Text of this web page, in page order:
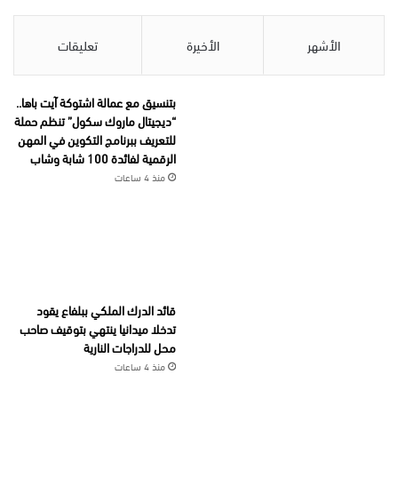
الأشهر الأخيرة تعليقات
بتنسيق مع عمالة اشتوكة آيت باها..
“ديجيتال ماروك سكول” تنظم حملة
للتعريف ببرنامج التكوين في المهن
الرقمية لفائدة 100 شابة وشاب
منذ 4 ساعات
قائد الدرك الملكي ببلفاع يقود
تدخلا ميدانيا ينتهي بتوقيف صاحب
محل للدراجات النارية
منذ 4 ساعات